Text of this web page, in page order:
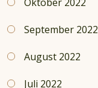
September 2022
August 2022
Juli 2022